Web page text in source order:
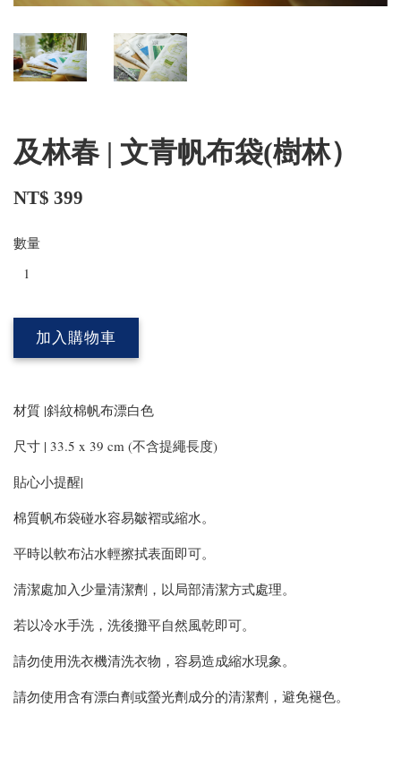
及林春 | 文青帆布袋(樹林）
NT$ 399
數量
加入購物車
材質 |斜紋棉帆布漂白色
尺寸 | 33.5 x 39 cm (不含提繩長度)
貼心小提醒|
棉質帆布袋碰水容易皺褶或縮水。
平時以軟布沾水輕擦拭表面即可。
清潔處加入少量清潔劑，以局部清潔方式處理。
若以冷水手洗，洗後攤平自然風乾即可。
請勿使用洗衣機清洗衣物，容易造成縮水現象。
請勿使用含有漂白劑或螢光劑成分的清潔劑，避免褪色。